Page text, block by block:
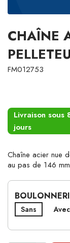
CHAÎNE
FM012753
Livraison sous
jours
Chaîne acier nue
au pas de 146
Sans Avec